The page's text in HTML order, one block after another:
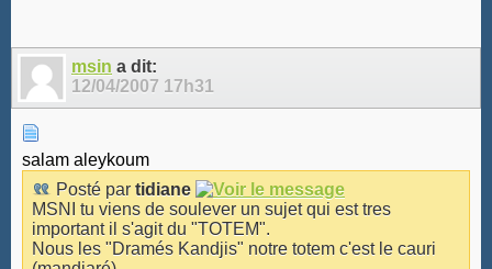
msin a dit:
12/04/2007 17h31
salam aleykoum
Posté par tidiane
MSNI tu viens de soulever un sujet qui est tres
important il s'agit du "TOTEM".
Nous les "Dramés Kandjis" notre totem c'est le cauri